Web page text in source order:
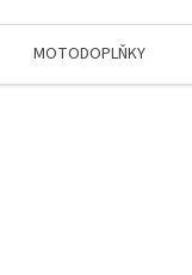
MOTODOPLŇKY